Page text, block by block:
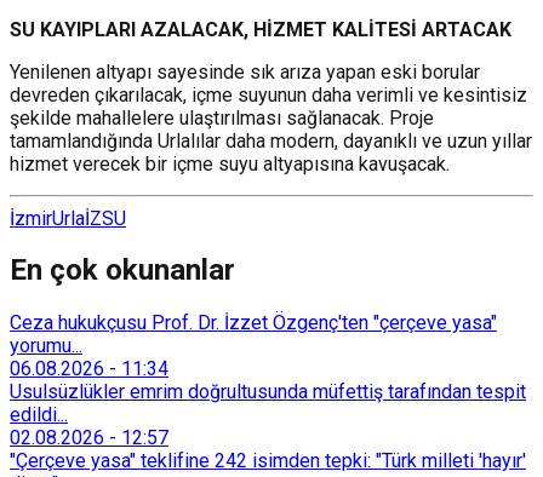
SU KAYIPLARI AZALACAK, HİZMET KALİTESİ ARTACAK
Yenilenen altyapı sayesinde sık arıza yapan eski borular
devreden çıkarılacak, içme suyunun daha verimli ve kesintisiz
şekilde mahallelere ulaştırılması sağlanacak. Proje
tamamlandığında Urlalılar daha modern, dayanıklı ve uzun yıllar
hizmet verecek bir içme suyu altyapısına kavuşacak.
İzmirUrlaİZSU
En çok okunanlar
Ceza hukukçusu Prof. Dr. İzzet Özgenç'ten "çerçeve yasa"
yorumu...
06.08.2026 - 11:34
Usulsüzlükler emrim doğrultusunda müfettiş tarafından tespit
edildi...
02.08.2026 - 12:57
"Çerçeve yasa" teklifine 242 isimden tepki: "Türk milleti 'hayır'